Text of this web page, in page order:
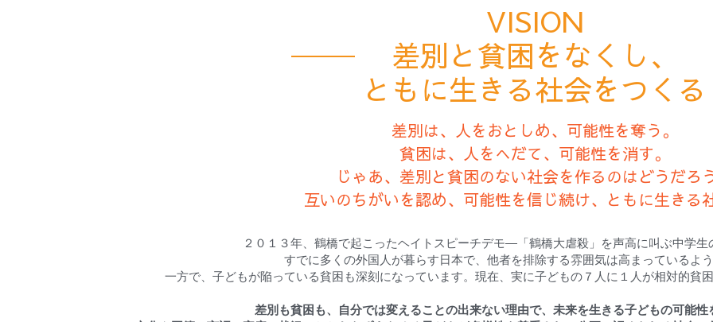
VISION
差別と貧困をなくし、
ともに生きる社会をつくる
差別は、人をおとしめ、可能性を奪う。
貧困は、人をへだて、可能性を消す。
じゃあ、差別と貧困のない社会を作るのはどうだろ
互いのちがいを認め、可能性を信じ続け、ともに生きる
２０１３年、鶴橋で起こったヘイトスピーチデモ―「鶴橋大虐殺」を声高に叫ぶ中学生
すでに多くの外国人が暮らす日本で、他者を排除する雰囲気は高まっているよ
一方で、子どもが陥っている貧困も深刻になっています。現在、実に子どもの７人に１人が相対的貧
差別も貧困も、自分では変えることの出来ない理由で、未来を生きる子どもの可能性